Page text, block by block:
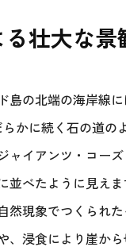
壮大な景
の北端の海岸線
かに続く石の道
ャイアンツ・コー
並べたように見え
然現象でつくられ
、浸食により崖か